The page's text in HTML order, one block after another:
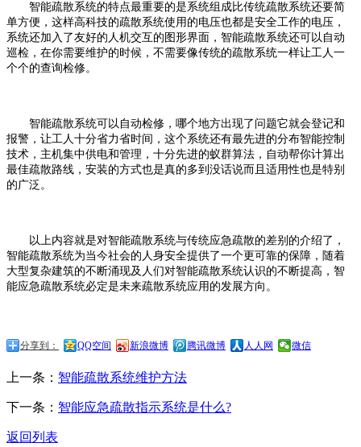
智能疏散系统的特点最重要的是系统组成比传统疏散系统还要简
单方便，这样高科技的疏散系统使用的电压也都是安全工作的电压，
系统还加入了友好的人机交互的图形界面，智能疏散系统还可以自动
巡检，在你需要维护的时候，不需要像传统的疏散系统一样让工人一
个个的查询检修。
智能疏散系统可以自动检修，哪个地方出现了问题它就会登记和
报警，让工人十分省力省时间，这个系统还有最先进的分布智能控制
技术，主机集中供电和管理，十分先进的蚁群算法，自动帮你计算出
最佳疏散路线，安装的方式也是真的多到没话说而且适用性也是特别
的广泛。
以上内容就是对智能疏散系统与传统应急疏散的差别的介绍了，
智能疏散系统为当今社会的人身安全提供了一个更可靠的保障，随着
大型复杂建筑的不断涌现及人们对智能疏散系统认识的不断提高，智
能应急疏散系统必定是未来疏散系统应用的发展方向。
分享到： QQ空间 新浪微博 腾讯微博 人人网 微信
上一条： 智能疏散系统维护方法
下一条： 智能应急疏散指示系统是什么?
返回列表